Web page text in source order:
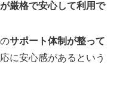
厳格で安心して利用で
サポート体制が整って
に安心感があるという